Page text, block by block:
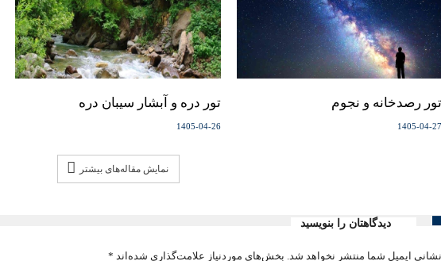
تور رصدخانه و نجوم
1405-04-27
تور دره و آبشار سیبان دره
1405-04-26
نمایش مقاله‌های بیشتر
دیدگاهتان را بنویسید
نشانی ایمیل شما منتشر نخواهد شد. بخش‌های موردنیاز علامت‌گذاری شده‌اند *